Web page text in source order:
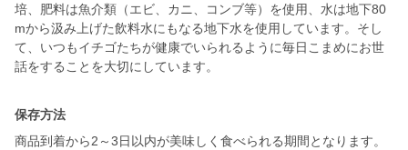
培、肥料は魚介類（エビ、カニ、コンブ等）を使用、水は地下80
mから汲み上げた飲料水にもなる地下水を使用しています。そし
て、いつもイチゴたちが健康でいられるように毎日こまめにお世
話をすることを大切にしています。
保存方法
商品到着から2～3日以内が美味しく食べられる期間となります。